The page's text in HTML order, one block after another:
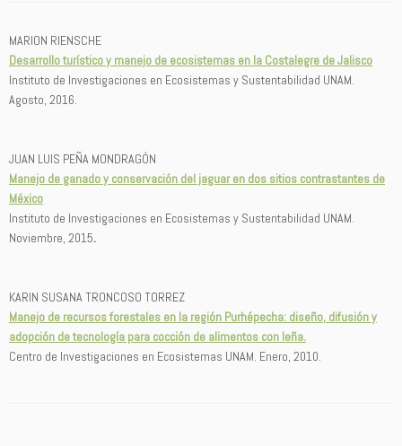
MARION RIENSCHE
Desarrollo turístico y manejo de ecosistemas en la Costalegre de Jalisco
Instituto de Investigaciones en Ecosistemas y Sustentabilidad UNAM.
Agosto, 2016.
JUAN LUIS PEÑA MONDRAGÓN
Manejo de ganado y conservación del jaguar en dos sitios contrastantes de
México
Instituto de Investigaciones en Ecosistemas y Sustentabilidad UNAM.
Noviembre, 2015.
KARIN SUSANA TRONCOSO TORREZ
Manejo de recursos forestales en la región Purhépecha: diseño, difusión y
adopción de tecnología para cocción de alimentos con leña.
Centro de Investigaciones en Ecosistemas UNAM. Enero, 2010.